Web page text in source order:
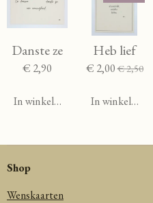
Danste ze
€ 2,90
In winkelwagen
Heb lief
€ 2,00€ 2,50
In winkelwagen
Shop
Wenskaarten